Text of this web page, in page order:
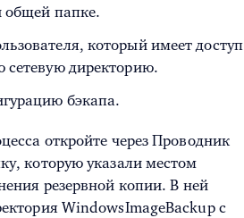
общей папке.
который имеет доступ
сетевую директорию.
бэкапа.
откройте через Проводник
которую указали местом
резервной копии. В ней
WindowsImageBackup с